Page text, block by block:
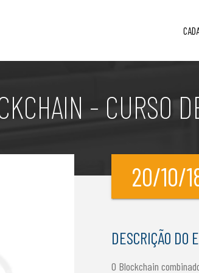
- CURSO
20/10/
DESCRIÇÃO DO
O Blockchain